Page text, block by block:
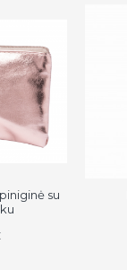
su